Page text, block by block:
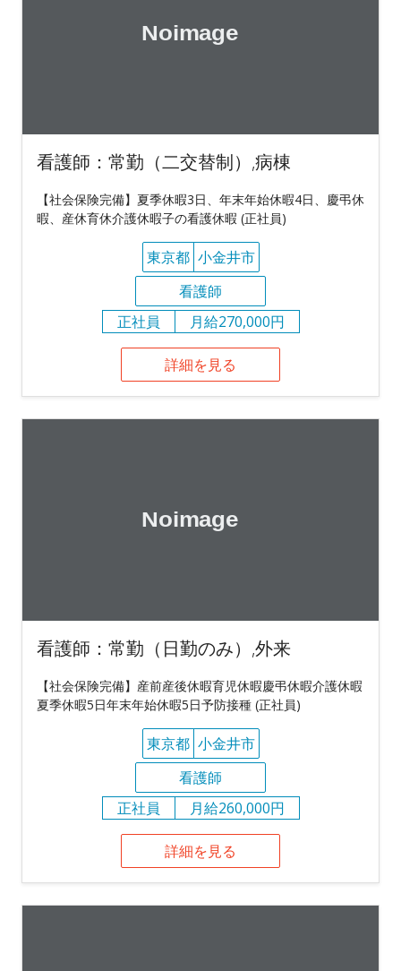
看護師：常勤（二交替制）,病棟
【社会保険完備】夏季休暇3日、年末年始休暇4日、慶弔休
暇、産休育休介護休暇子の看護休暇 (正社員)
東京都 小金井市
看護師
正社員
月給270,000円
詳細を見る
看護師：常勤（日勤のみ）,外来
【社会保険完備】産前産後休暇育児休暇慶弔休暇介護休暇
夏季休暇5日年末年始休暇5日予防接種 (正社員)
東京都 小金井市
看護師
正社員
月給260,000円
詳細を見る